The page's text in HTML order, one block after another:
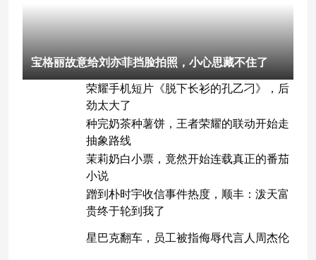
宝格丽故意给刘亦菲挡脸拍照，小心思藏不住了
荣耀手机短片《脱下长衫的孔乙刁》，后
劲太大了
种完奶茶种薯饼，王者荣耀的联动开始走
抽象路线
茉莉奶白小票，竟然开始连载真正的番茄
小说
蹭到朴时宇收信事件热度，顺丰：泼天富
贵终于轮到我了
星巴克翻车，员工被指侮辱代言人周杰伦